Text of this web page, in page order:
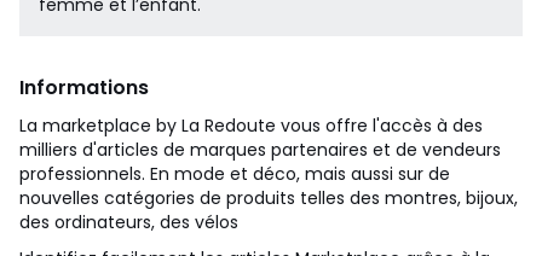
femme et l’enfant.
Informations
La marketplace by La Redoute vous offre l'accès à des
milliers d'articles de marques partenaires et de vendeurs
professionnels. En mode et déco, mais aussi sur de
nouvelles catégories de produits telles des montres, bijoux,
des ordinateurs, des vélos